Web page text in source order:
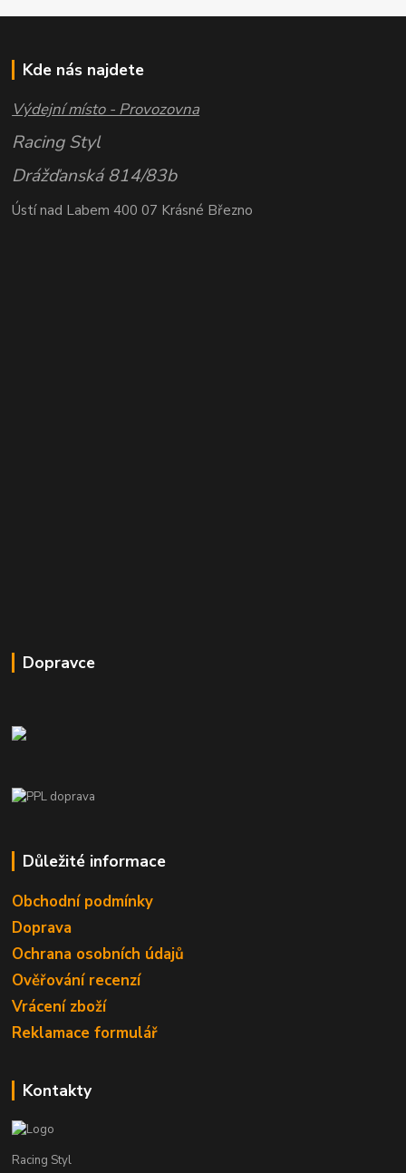
Kde nás najdete
Výdejní místo - Provozovna
Racing Styl
Drážďanská 814/83b
Ústí nad Labem 400 07 Krásné Březno
Dopravce
Důležité informace
Obchodní podmínky
Doprava
Ochrana osobních údajů
Ověřování recenzí
Vrácení zboží
Reklamace formulář
Kontakty
Racing Styl